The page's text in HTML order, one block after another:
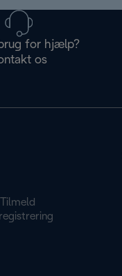
for hjælp?
os